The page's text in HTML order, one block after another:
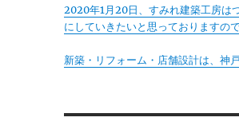
2020年1月20日、すみれ建築工房は
にしていきたいと思っておりますの
新築・リフォーム・店舗設計は、神